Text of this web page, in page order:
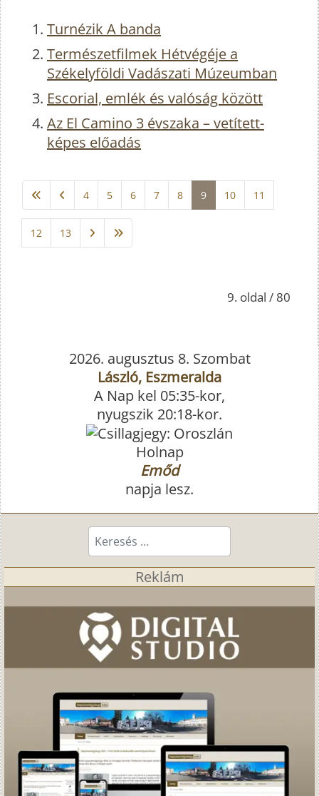
Turnézik A banda
Természetfilmek Hétvégéje a
Székelyföldi Vadászati Múzeumban
Escorial, emlék és valóság között
Az El Camino 3 évszaka – vetített-
képes előadás
9. oldal / 80
4 5 6 7 8 9 10 11
12 13
2026. augusztus 8. Szombat
László, Eszmeralda
A Nap kel 05:35-kor,
nyugszik 20:18-kor.
Holnap
Emőd
napja lesz.
Keresés...
Reklám